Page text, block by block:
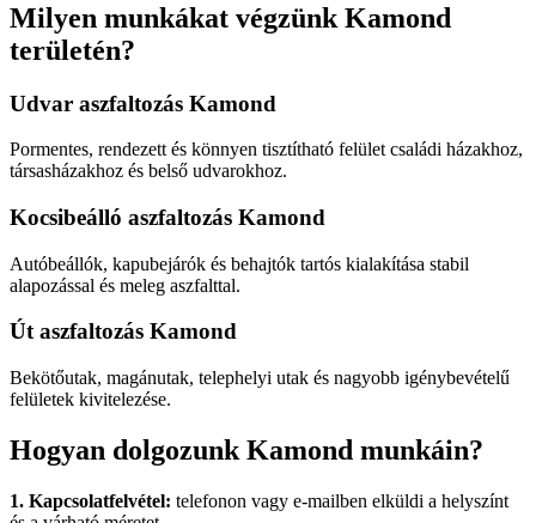
Milyen munkákat végzünk Kamond
területén?
Udvar aszfaltozás Kamond
Pormentes, rendezett és könnyen tisztítható felület családi házakhoz,
társasházakhoz és belső udvarokhoz.
Kocsibeálló aszfaltozás Kamond
Autóbeállók, kapubejárók és behajtók tartós kialakítása stabil
alapozással és meleg aszfalttal.
Út aszfaltozás Kamond
Bekötőutak, magánutak, telephelyi utak és nagyobb igénybevételű
felületek kivitelezése.
Hogyan dolgozunk Kamond munkáin?
1. Kapcsolatfelvétel: telefonon vagy e-mailben elküldi a helyszínt